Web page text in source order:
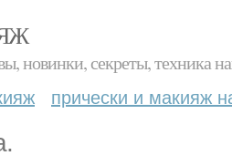
новинки, секреты, техника
прически и макияж